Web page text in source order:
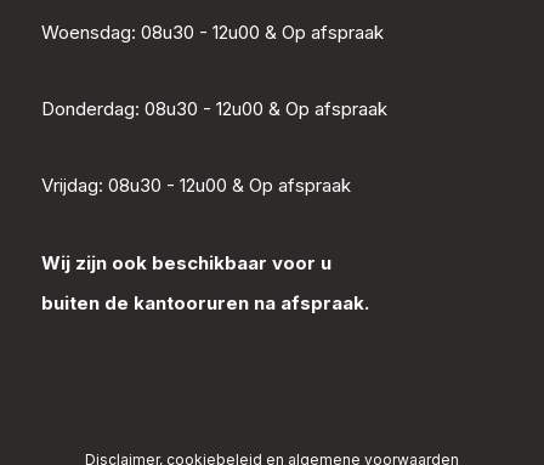
Woensdag: 08u30 - 12u00 & Op afspraak
Donderdag: 08u30 - 12u00 & Op afspraak
Vrijdag: 08u30 - 12u00 & Op afspraak
Wij zijn ook beschikbaar voor u
buiten de kantooruren na afspraak.
Disclaimer, cookiebeleid en algemene voorwaarden